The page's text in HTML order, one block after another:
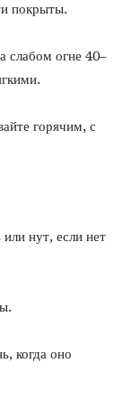
покрыты.
слабом огне 40–
горячим, с
нут, если нет
когда оно